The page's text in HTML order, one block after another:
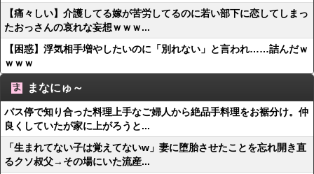
【痛々しい】介護してる嫁が苦労してるのに若い部下に恋してしまっ
たおっさんの哀れな妄想ｗｗｗ...
【困惑】浮気相手増やしたいのに「別れない」と言われ……詰んだｗ
ｗｗｗ
まなにゅ～
バス停で知り合った料理上手なご婦人から絶品手料理をお裾分け。仲
良くしていたが家に上がろうと...
「生まれてない子は覚えてないw」妻に堕胎させたことを忘れ開き直
るクソ叔父→その場にいた流産...